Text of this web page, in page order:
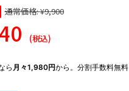
通常価格:¥9,900
(税込)
ら 月々1,980円から。分割手数料無料